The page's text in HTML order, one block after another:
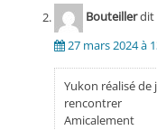
Bouteillerdit
27 mars 2024 à
Yukon réalisé
rencontrer
Amicalement